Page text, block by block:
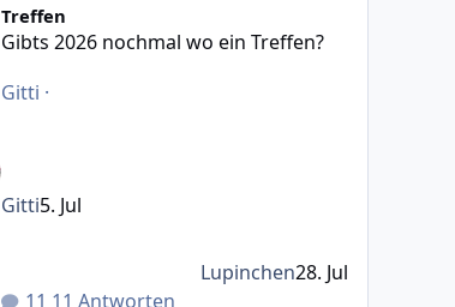
Treffen
Gibts 2026 nochmal wo ein Treffen?
Gitti ·
11 Antworten
Gitti5. Jul
Lupinchen28. Jul